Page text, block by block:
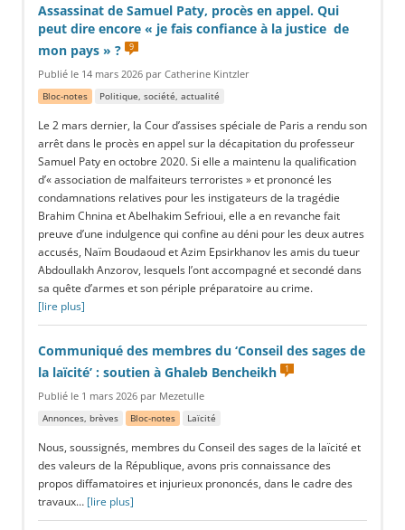
Assassinat de Samuel Paty, procès en appel. Qui
peut dire encore « je fais confiance à la justice de
mon pays » ?
9
Publié le 14 mars 2026 par Catherine Kintzler
Bloc-notes Politique, société, actualité
Le 2 mars dernier, la Cour d’assises spéciale de Paris a rendu son
arrêt dans le procès en appel sur la décapitation du professeur
Samuel Paty en octobre 2020. Si elle a maintenu la qualification
d’« association de malfaiteurs terroristes » et prononcé les
condamnations relatives pour les instigateurs de la tragédie
Brahim Chnina et Abelhakim Sefrioui, elle a en revanche fait
preuve d’une indulgence qui confine au déni pour les deux autres
accusés, Naïm Boudaoud et Azim Epsirkhanov les amis du tueur
Abdoullakh Anzorov, lesquels l’ont accompagné et secondé dans
sa quête d’armes et son périple préparatoire au crime.
[lire plus]
Communiqué des membres du ‘Conseil des sages de
la laïcité’ : soutien à Ghaleb Bencheikh
1
Publié le 1 mars 2026 par Mezetulle
Annonces, brèves Bloc-notes Laïcité
Nous, soussignés, membres du Conseil des sages de la laïcité et
des valeurs de la République, avons pris connaissance des
propos diffamatoires et injurieux prononcés, dans le cadre des
travaux… [lire plus]